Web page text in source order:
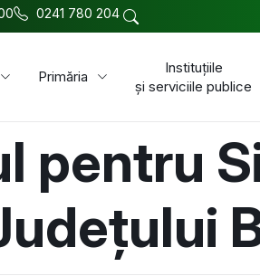
0241 780 204
Primăria
Instituțiile
și serviciile publice
pentru